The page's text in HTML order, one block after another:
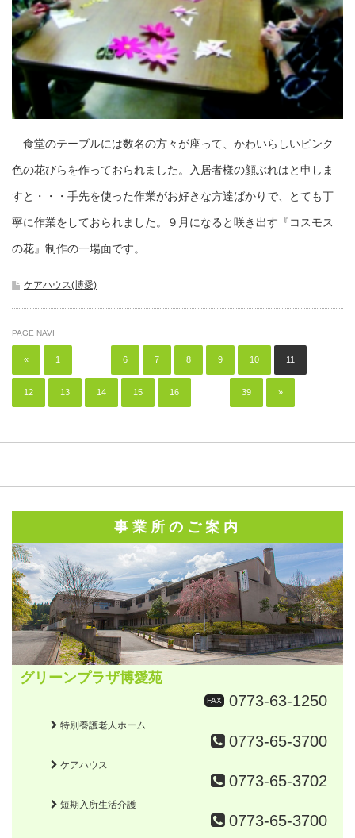
食堂のテーブルには数名の方々が座って、かわいらしいピンク
色の花びらを作っておられました。入居者様の顔ぶれはと申しま
すと・・・手先を使った作業がお好きな方達ばかりで、とても丁
寧に作業をしておられました。９月になると咲き出す『コスモス
の花』制作の一場面です。
ケアハウス(博愛)
PAGE NAVI
« 1 6 7 8 9 10 11
12 13 14 15 16 39 »
事業所のご案内
グリーンプラザ博愛苑
FAX 0773-63-1250
特別養護老人ホーム
0773-65-3700
ケアハウス
0773-65-3702
短期入所生活介護
0773-65-3700